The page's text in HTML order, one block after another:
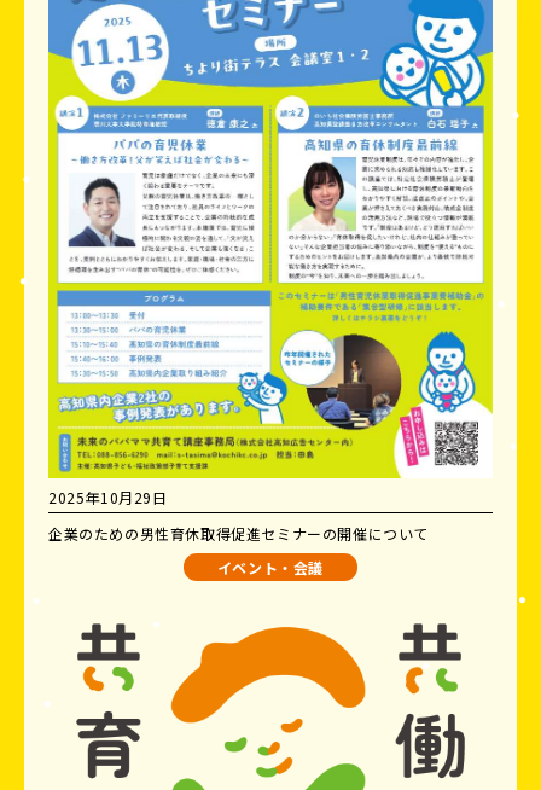
2025年10月29日
企業のための男性育休取得促進セミナーの開催について
イベント・会議